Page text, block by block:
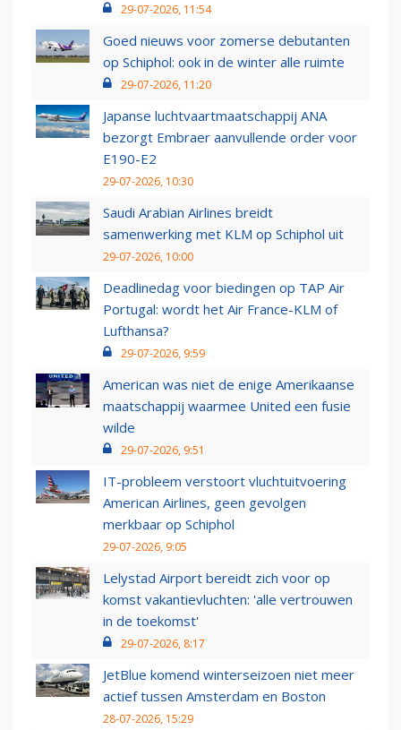
29-07-2026, 11:54
Goed nieuws voor zomerse debutanten
op Schiphol: ook in de winter alle ruimte
29-07-2026, 11:20
Japanse luchtvaartmaatschappij ANA
bezorgt Embraer aanvullende order voor
E190-E2
29-07-2026, 10:30
Saudi Arabian Airlines breidt
samenwerking met KLM op Schiphol uit
29-07-2026, 10:00
Deadlinedag voor biedingen op TAP Air
Portugal: wordt het Air France-KLM of
Lufthansa?
29-07-2026, 9:59
American was niet de enige Amerikaanse
maatschappij waarmee United een fusie
wilde
29-07-2026, 9:51
IT-probleem verstoort vluchtuitvoering
American Airlines, geen gevolgen
merkbaar op Schiphol
29-07-2026, 9:05
Lelystad Airport bereidt zich voor op
komst vakantievluchten: 'alle vertrouwen
in de toekomst'
29-07-2026, 8:17
JetBlue komend winterseizoen niet meer
actief tussen Amsterdam en Boston
28-07-2026, 15:29